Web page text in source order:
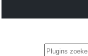
Zoeken